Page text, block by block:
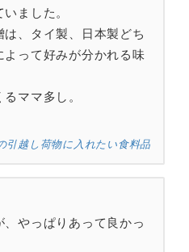
ました。
、タイ製、日本製どち
って好みが分かれる味
ママ多し。
引越し荷物に入れたい食料品
やっぱりあって良かっ